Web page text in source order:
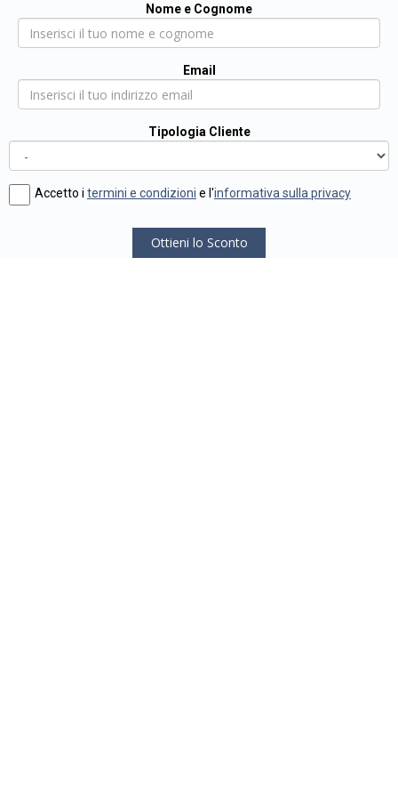
Nome e Cognome
Email
Tipologia Cliente
Accetto i termini e condizioni e l'informativa sulla privacy
Ottieni lo Sconto